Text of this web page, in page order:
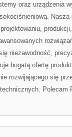
oraz urządzenia
Nasza
niezawodność,
bogatą ofertę
rozwijającego się
Polecam